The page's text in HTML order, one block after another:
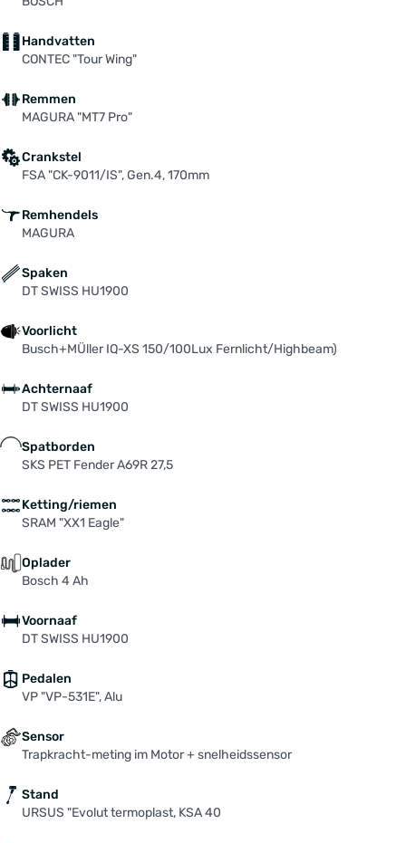
Handvatten
CONTEC "Tour Wing"
Remmen
MAGURA "MT7 Pro"
Crankstel
FSA "CK-9011/IS", Gen.4, 170mm
Remhendels
MAGURA
Spaken
DT SWISS HU1900
Voorlicht
Busch+MÜller IQ-XS 150/100Lux Fernlicht/Highbeam)
Achternaaf
DT SWISS HU1900
Spatborden
SKS PET Fender A69R 27,5
Ketting/riemen
SRAM "XX1 Eagle"
Oplader
Bosch 4 Ah
Voornaaf
DT SWISS HU1900
Pedalen
VP "VP-531E", Alu
Sensor
Trapkracht-meting im Motor + snelheidssensor
Stand
URSUS "Evolut termoplast, KSA 40